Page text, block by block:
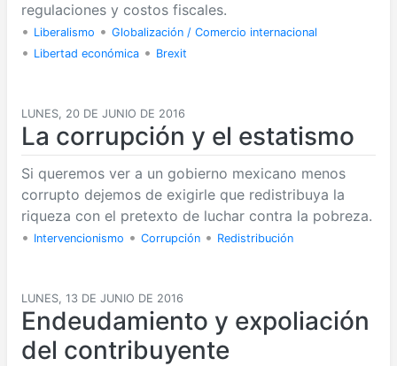
regulaciones y costos fiscales.
• Liberalismo • Globalización / Comercio internacional
• Libertad económica • Brexit
LUNES, 20 DE JUNIO DE 2016
La corrupción y el estatismo
Si queremos ver a un gobierno mexicano menos
corrupto dejemos de exigirle que redistribuya la
riqueza con el pretexto de luchar contra la pobreza.
• Intervencionismo • Corrupción • Redistribución
LUNES, 13 DE JUNIO DE 2016
Endeudamiento y expoliación
del contribuyente